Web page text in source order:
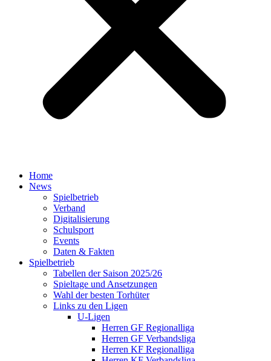
Home
News
Spielbetrieb
Verband
Digitalisierung
Schulsport
Events
Daten & Fakten
Spielbetrieb
Tabellen der Saison 2025/26
Spieltage und Ansetzungen
Wahl der besten Torhüter
Links zu den Ligen
U-Ligen
Herren GF Regionalliga
Herren GF Verbandsliga
Herren KF Regionalliga